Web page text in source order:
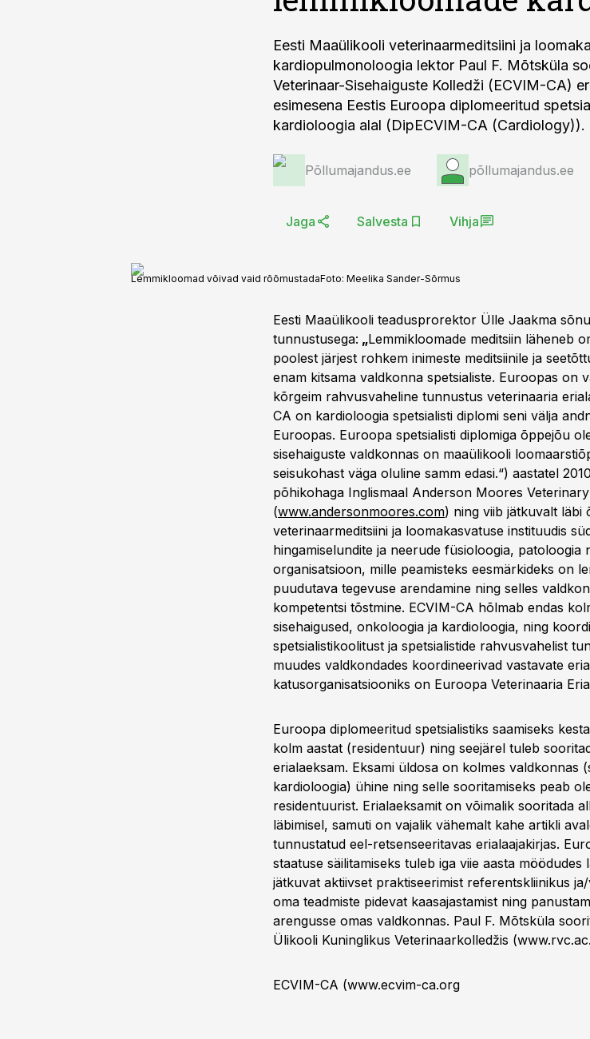
Eesti Maaülikooli veterinaarmeditsiini ja
kardiopulmonoloogia lektor Paul F. Mõtsküla
Veterinaar-Sisehaiguste Kolledži (ECVIM-CA)
esimesena Eestis Euroopa diplomeeritud
kardioloogia alal (DipECVIM-CA (Cardiology)).
Põllumajandus.ee põllumajandus.ee
Jaga Salvesta Vihja
Lemmikloomad võivad vaid rõõmustadaFoto: Meelika Sander-Sõrmus
Eesti Maaülikooli teadusprorektor Ülle Jaakma
tunnustusega: „Lemmikloomade meditsiin läheneb
poolest järjest rohkem inimeste meditsiinile ja
enam kitsama valdkonna spetsialiste. Euroopas on
kõrgeim rahvusvaheline tunnustus veterinaaria
CA on kardioloogia spetsialisti diplomi seni välja
Euroopas. Euroopa spetsialisti diplomiga õppejõu
sisehaiguste valdkonnas on maaülikooli
seisukohast väga oluline samm edasi.“) aastatel
põhikohaga Inglismaal Anderson Moores
(www.andersonmoores.com) ning viib jätkuvalt läbi
veterinaarmeditsiini ja loomakasvatuse instituudis
hingamiselundite ja neerude füsioloogia, patoloogia
organisatsioon, mille peamisteks eesmärkideks on
puudutava tegevuse arendamine ning selles
kompetentsi tõstmine. ECVIM-CA hõlmab endas
sisehaigused, onkoloogia ja kardioloogia, ning
spetsialistikoolitust ja spetsialistide rahvusvahelist
muudes valdkondades koordineerivad vastavate
katusorganisatsiooniks on Euroopa Veterinaaria
Euroopa diplomeeritud spetsialistiks saamiseks
kolm aastat (residentuur) ning seejärel tuleb
erialaeksam. Eksami üldosa on kolmes valdkonnas
kardioloogia) ühine ning selle sooritamiseks peab
residentuurist. Erialaeksamit on võimalik sooritada
läbimisel, samuti on vajalik vähemalt kahe artikli
tunnustatud eel-retsenseeritavas erialaajakirjas.
staatuse säilitamiseks tuleb iga viie aasta
jätkuvat aktiivset praktiseerimist referentskliinikus
oma teadmiste pidevat kaasajastamist ning
arengusse omas valdkonnas. Paul F. Mõtsküla
Ülikooli Kuninglikus Veterinaarkolledžis (
ECVIM-CA (www.ecvim-ca.org